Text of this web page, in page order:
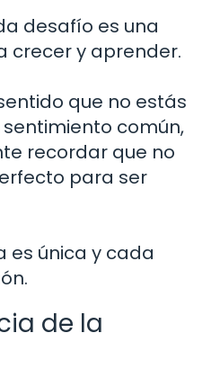
desafío es una
crecer y aprender.
que no estás
sentimiento común,
recordar que no
para ser
es única y cada
de la